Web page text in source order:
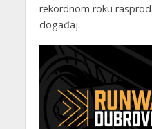
rekordnom roku
događaj.